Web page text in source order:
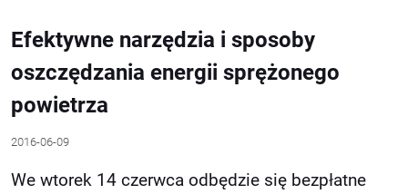
Efektywne narzędzia i sposoby
oszczędzania energii sprężonego
powietrza
2016-06-09
We wtorek 14 czerwca odbędzie się bezpłatne